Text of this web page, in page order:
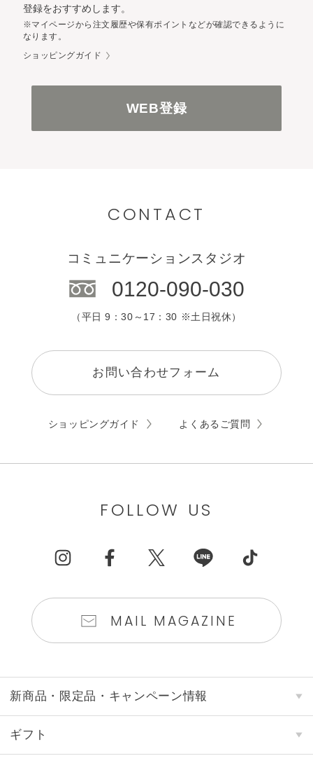
登録をおすすめします。
※マイページから注文履歴や保有ポイントなどが確認できるように
なります。
ショッピングガイド
WEB登録
CONTACT
コミュニケーションスタジオ
0120-090-030
（平日 9：30～17：30 ※土日祝休）
お問い合わせフォーム
ショッピングガイド よくあるご質問
FOLLOW US
MAIL MAGAZINE
新商品・限定品・キャンペーン情報
ギフト